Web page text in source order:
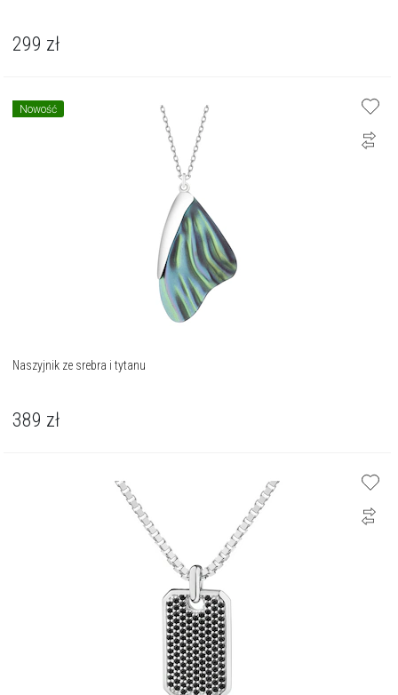
299 zł
Nowość
Naszyjnik ze srebra i tytanu
389 zł